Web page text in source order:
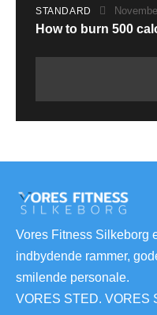
STANDARD
How to burn 500
Vores Fitness Silkeborg
indbydende rammer,
smilende personale.
VORES STED. VORES